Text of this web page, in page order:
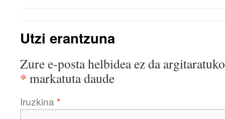
Utzi erantzuna
Zure e-posta helbidea ez da
* markatuta daude
Iruzkina *